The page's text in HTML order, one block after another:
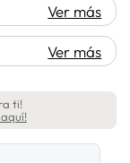
Ver más
Ver más
ti!
aquí!